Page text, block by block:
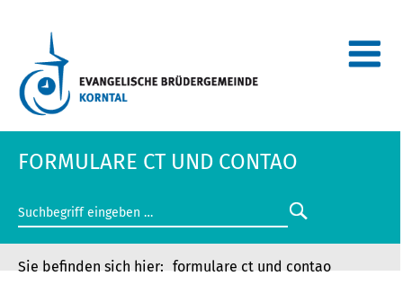
FORMULARE CT UND CONTAO
formulare ct und contao